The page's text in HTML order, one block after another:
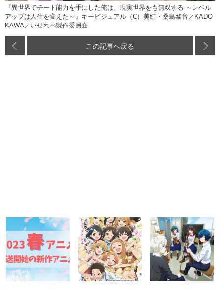
『異世界でチート能力を手にした俺は、現実世界をも無双する ～レベル
アップは人生を変えた～』キービジュアル（C）美紅・桑島黎音／KADO
KAWA／いせれべ製作委員会
この記事へ戻る